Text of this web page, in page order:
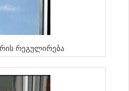
Რეგულირება